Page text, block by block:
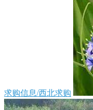
求购信息/西北求购